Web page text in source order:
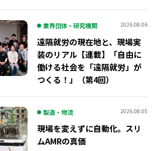
業界団体・研究機関 2026.08.06
遠隔就労の現在地と、現場実
装のリアル【連載】「自由に
働ける社会を「遠隔就労」が
つくる！」（第4回）
製造・物流 2026.08.05
現場を変えずに自動化。スリ
ムAMRの真価